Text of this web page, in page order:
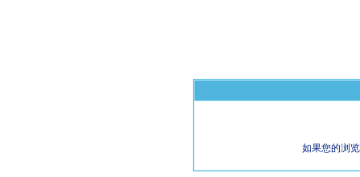
如果您的浏